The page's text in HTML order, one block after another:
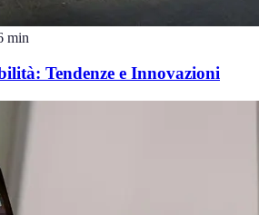
min
Tendenze e Innovazioni